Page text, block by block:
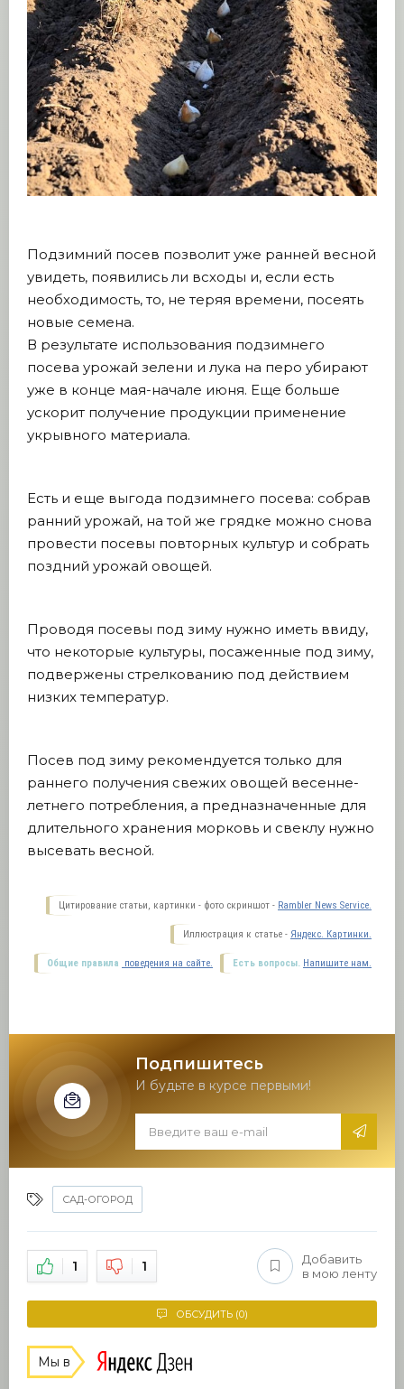
Подзимний посев позволит уже ранней весной
увидеть, появились ли всходы и, если есть
необходимость, то, не теряя времени, посеять
новые семена.
В результате использования подзимнего
посева урожай зелени и лука на перо убирают
уже в конце мая-начале июня. Еще больше
ускорит получение продукции применение
укрывного материала.
Есть и еще выгода подзимнего посева: собрав
ранний урожай, на той же грядке можно снова
провести посевы повторных культур и собрать
поздний урожай овощей.
Проводя посевы под зиму нужно иметь ввиду,
что некоторые культуры, посаженные под зиму,
подвержены стрелкованию под действием
низких температур.
Посев под зиму рекомендуется только для
раннего получения свежих овощей весенне-
летнего потребления, а предназначенные для
длительного хранения морковь и свеклу нужно
высевать весной.
Цитирование статьи, картинки - фото скриншот - Rambler News Service.
Иллюстрация к статье - Яндекс. Картинки.
Есть вопросы. Напишите нам.
Общие правила поведения на сайте.
Подпишитесь
И будьте в курсе первыми!
САД-ОГОРОД
1 1
Добавить
в мою ленту
ОБСУДИТЬ (0)
Мы в